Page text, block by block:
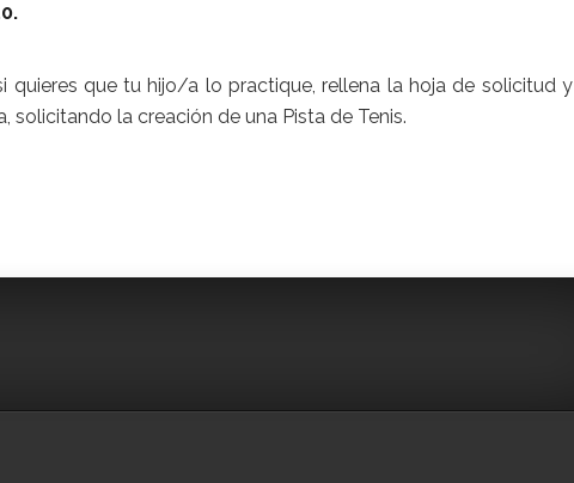
quieres que tu hijo/a lo practique, rellena la hoja de solicitud y
la creación de una Pista de Tenis.